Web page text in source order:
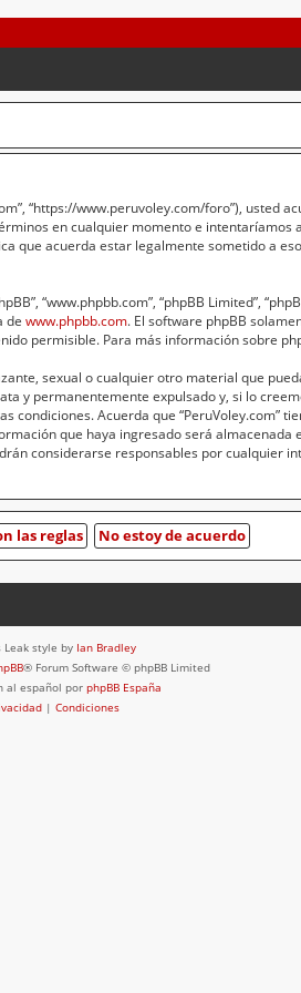
“https://www.peruvoley.com/foro”),
en cualquier momento e
que acuerda estar legalmente sometido a
“www.phpbb.com”, “phpBB Limited”,
de www.phpbb.com. El software phpBB
permisible. Para más información sobre
sexual o cualquier otro material que
y permanentemente expulsado y, si lo
Acuerda que “PeruVoley.com”
que haya ingresado será almacenada
considerarse responsables por cualquier
Leak style by Ian Bradley
® Forum Software © phpBB Limited
al español por phpBB España
| Condiciones